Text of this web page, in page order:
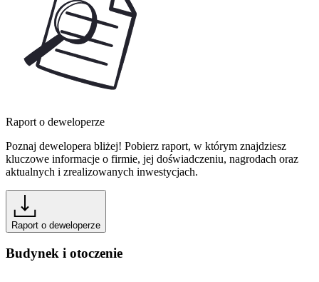
Raport o deweloperze
Poznaj dewelopera bliżej! Pobierz raport, w którym znajdziesz
kluczowe informacje o firmie, jej doświadczeniu, nagrodach oraz
aktualnych i zrealizowanych inwestycjach.
Raport o deweloperze
Budynek i otoczenie